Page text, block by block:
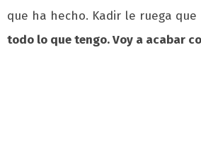
que ha hecho. Kadir le ruega
todo lo que tengo. Voy a acabar